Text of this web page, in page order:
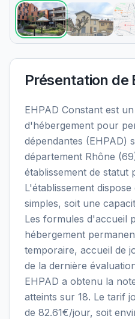
Présentation de
EHPAD Constant est
d'hébergement pour
dépendantes (EHPAD)
département Rhône
établissement de statut
L'établissement
simples, soit une
Les formules d'accueil
hébergement
temporaire, accueil de
de la dernière
EHPAD a obtenu la
atteints sur 18. Le tarif
de 82.61€/jour, soit